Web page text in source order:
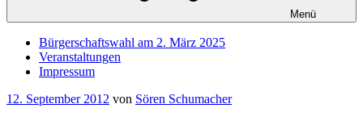
Menü
Bürgerschaftswahl am 2. März 2025
Veranstaltungen
Impressum
Veröffentlicht
12. September 2012 von Sören Schumacher